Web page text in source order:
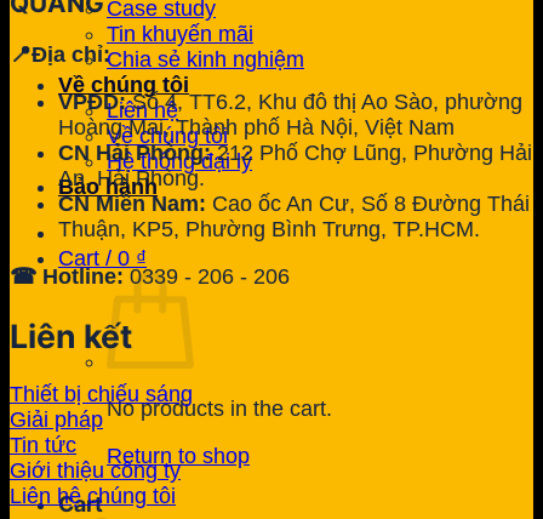
Case study
Tin khuyến mãi
Chia sẻ kinh nghiệm
Về chúng tôi
Liên hệ
Về chúng tôi
Hệ thống đại lý
Bảo hành
Cart / 0 ₫
No products in the cart.
Return to shop
Cart
📍Địa chỉ:
VPĐD:Số 4, TT6.2, Khu đô thị Ao Sào, phường
Hoàng Mai, Thành phố Hà Nội, Việt Nam
CN Hải Phòng:212 Phố Chợ Lũng, Phường Hải
An, Hải Phòng.
CN Miền Nam: Cao ốc An Cư, Số 8 Đường Thái
Thuận, KP5, Phường Bình Trưng, TP.HCM.
☎ Hotline:0339 - 206 - 206
Liên kết
Thiết bị chiếu sáng
Giải pháp
Tin tức
Giới thiệu công ty
Liên hệ chúng tôi